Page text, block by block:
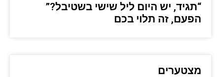
“תגיד, יש היום ליל שישי בשטיבל?”
הפעם, זה תלוי בכם
מצטערים